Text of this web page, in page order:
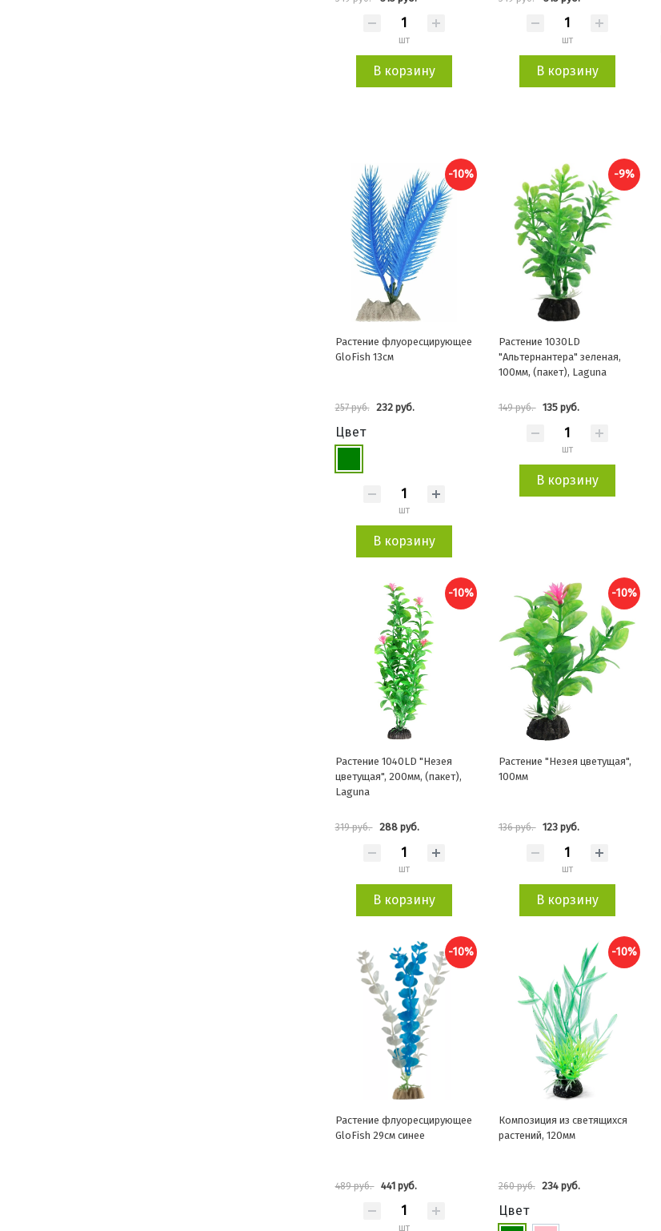
шт
В корзину
шт
В корзину
-10%
Растение флуоресцирующее
GloFish 13см
257 руб. 232 руб.
Цвет
шт
В корзину
-9%
Растение 1030LD
"Альтернантера" зеленая,
100мм, (пакет), Laguna
149 руб. 135 руб.
шт
В корзину
-10%
Растение 1040LD "Незея
цветущая", 200мм, (пакет),
Laguna
319 руб. 288 руб.
шт
В корзину
-10%
Растение "Незея цветущая",
100мм
136 руб. 123 руб.
шт
В корзину
-10%
Растение флуоресцирующее
GloFish 29см синее
489 руб. 441 руб.
шт
-10%
Композиция из светящихся
растений, 120мм
260 руб. 234 руб.
Цвет